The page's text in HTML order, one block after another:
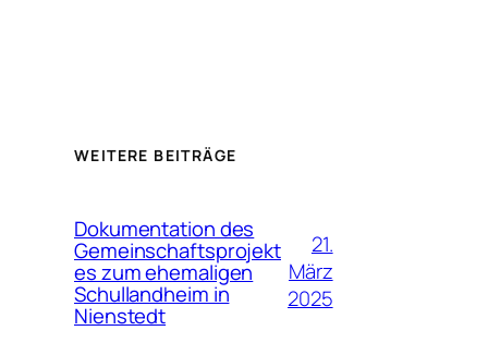
WEITERE BEITRÄGE
Dokumentation des
Gemeinschaftsprojekt
es zum ehemaligen
Schullandheim in
Nienstedt
21.
März
2025